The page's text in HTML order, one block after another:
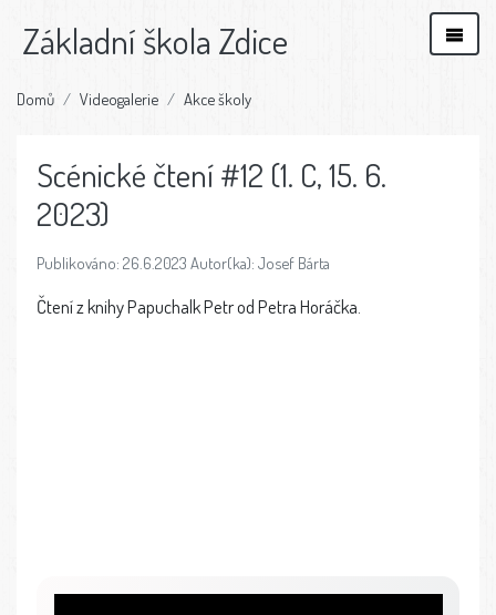
Základní škola Zdice
Domů Videogalerie Akce školy
Scénické čtení #12 (1. C, 15. 6.
2023)
Publikováno: 26.6.2023 Autor(ka): Josef Bárta
Čtení z knihy Papuchalk Petr od Petra Horáčka.